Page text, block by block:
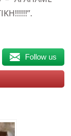
Follow us